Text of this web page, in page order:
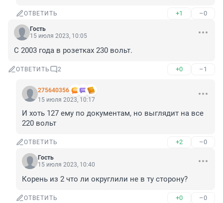
ОТВЕТИТЬ +1 –0
Гость
15 июля 2023, 10:05
С 2003 года в розетках 230 вольт.
ОТВЕТИТЬ 2 +0 –1
275640356
15 июля 2023, 10:17
И хоть 127 ему по документам, но выглядит на все
220 вольт
ОТВЕТИТЬ +2 –0
Гость
15 июля 2023, 10:40
Корень из 2 что ли округлили не в ту сторону?
ОТВЕТИТЬ +0 –0